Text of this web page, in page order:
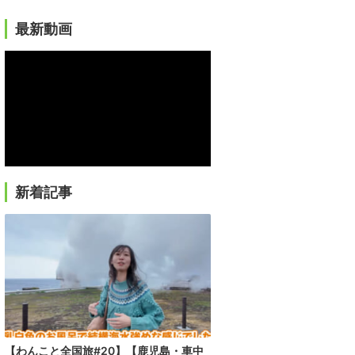
最新動画
新着記事
【わんこと全国旅#20】【鹿児島・車中